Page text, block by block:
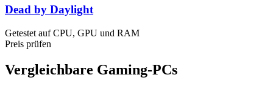
Dead by Daylight
Getestet auf CPU, GPU und RAM
Preis prüfen
Vergleichbare Gaming-PCs